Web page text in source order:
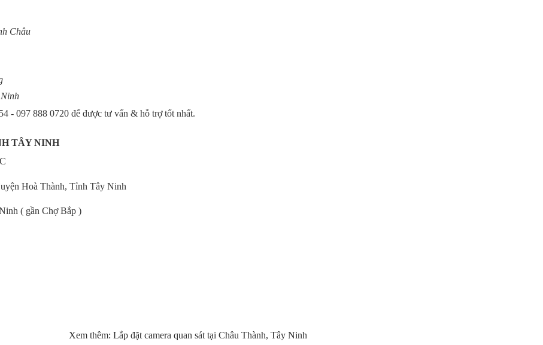
Châu
- 097 888 0720 để được tư vấn & hỗ trợ tốt nhất.
TÂY NINH
Hoà Thành, Tỉnh Tây Ninh
( gần Chợ Bắp )
Xem thêm: Lắp đặt camera quan sát tại Châu Thành, Tây Ninh